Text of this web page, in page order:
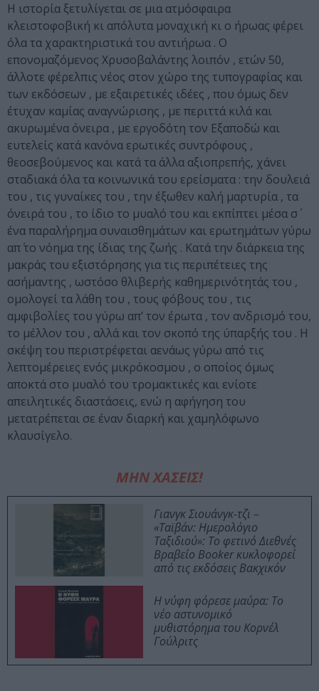
Η ιστορία ξετυλίγεται σε μια ατμόσφαιρα
κλειστοφοβική κι απόλυτα μοναχική κι ο ήρωας φέρει
όλα τα χαρακτηριστικά του αντιήρωα . Ο
επονομαζόμενος Χρυσοβαλάντης λοιπόν , ετών 50,
άλλοτε φέρελπις νέος στον χώρο της τυπογραφίας και
των εκδόσεων , με εξαιρετικές ιδέες , που όμως δεν
έτυχαν καμίας αναγνώρισης , με περιττά κιλά και
ακυρωμένα όνειρα , με εργοδότη τον Εξαποδώ και
ευτελείς κατά κανόνα ερωτικές συντρόφους ,
θεοσεβούμενος και κατά τα άλλα αξιοπρεπής, χάνει
σταδιακά όλα τα κοινωνικά του ερείσματα : την δουλειά
του , τις γυναίκες του , την έξωθεν καλή μαρτυρία , τα
όνειρά του , το ίδιο το μυαλό του και εκπίπτει μέσα σ΄
ένα παραλήρημα συναισθημάτων και ερωτημάτων γύρω
απ΄ το νόημα της ίδιας της ζωής . Κατά την διάρκεια της
μακράς του εξιστόρησης για τις περιπέτειες της
ασήμαντης , ωστόσο θλιβερής καθημερινότητάς του ,
ομολογεί τα λάθη του , τους φόβους του , τις
αμφιβολίες του γύρω απ’ τον έρωτα , τον ανδρισμό του,
το μέλλον του , αλλά και τον σκοπό της ύπαρξής του . Η
σκέψη του περιστρέφεται αενάως γύρω από τις
λεπτομέρειες ενός μικρόκοσμου , ο οποίος όμως
αποκτά στο μυαλό του τρομακτικές και ενίοτε
απειλητικές διαστάσεις, ενώ η αφήγηση του
μετατρέπεται σε έναν διαρκή και χαμηλόφωνο
κλαυσίγελο.
ΜΗΝ ΧΑΣΕΙΣ!
Γιανγκ Σιουάνγκ-τζι –
«Ταϊβάν: Ημερολόγιο
Ταξιδιού»: Το φετινό Διεθνές
Βραβείο Booker κυκλοφορεί
από τις εκδόσεις Βακχικόν
Η νύφη φόρεσε μαύρα: Το
νέο αστυνομικό
μυθιστόρημα του Κορνέλ
Γούλριτς